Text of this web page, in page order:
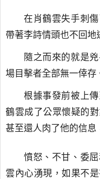
在肖鶴雲失手刺
帶著李詩情頭也不回地
隨之而來的就是
場目擊者全部無一倖存
根據事發前被上
鶴雲成了公眾懷疑的
甚至還人肉了他的信息
憤怒、不甘、委
雲內心湧現，如果不